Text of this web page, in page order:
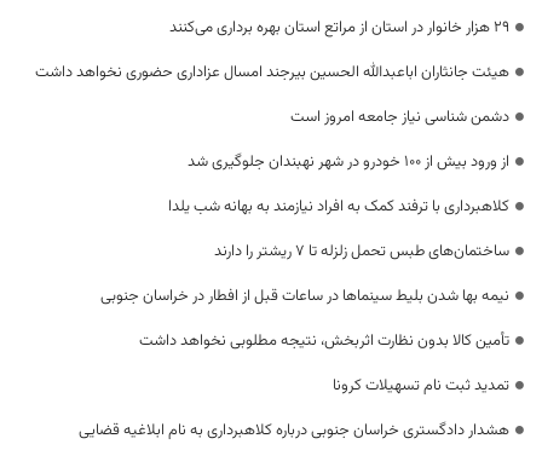
۲۹ هزار خانوار در استان از مراتع استان بهره برداری می‌کنند
هیئت جانثاران اباعبدالله الحسین بیرجند امسال عزاداری حضوری نخواهد داشت
دشمن شناسی نیاز جامعه امروز است
از ورود بیش از 100 خودرو در شهر نهبندان جلوگیری شد
کلاهبرداری با ترفند کمک به افراد نیازمند به بهانه شب یلدا
ساختمان‌های طبس تحمل زلزله تا ۷ ریشتر را دارند
نیمه بها شدن بلیط سینماها در ساعات قبل از افطار در خراسان جنوبی
تأمین کالا بدون نظارت اثربخش، نتیجه مطلوبی نخواهد داشت
تمدید ثبت نام تسهیلات کرونا
هشدار دادگستری خراسان جنوبی درباره کلاهبرداری به نام ابلاغیه قضایی